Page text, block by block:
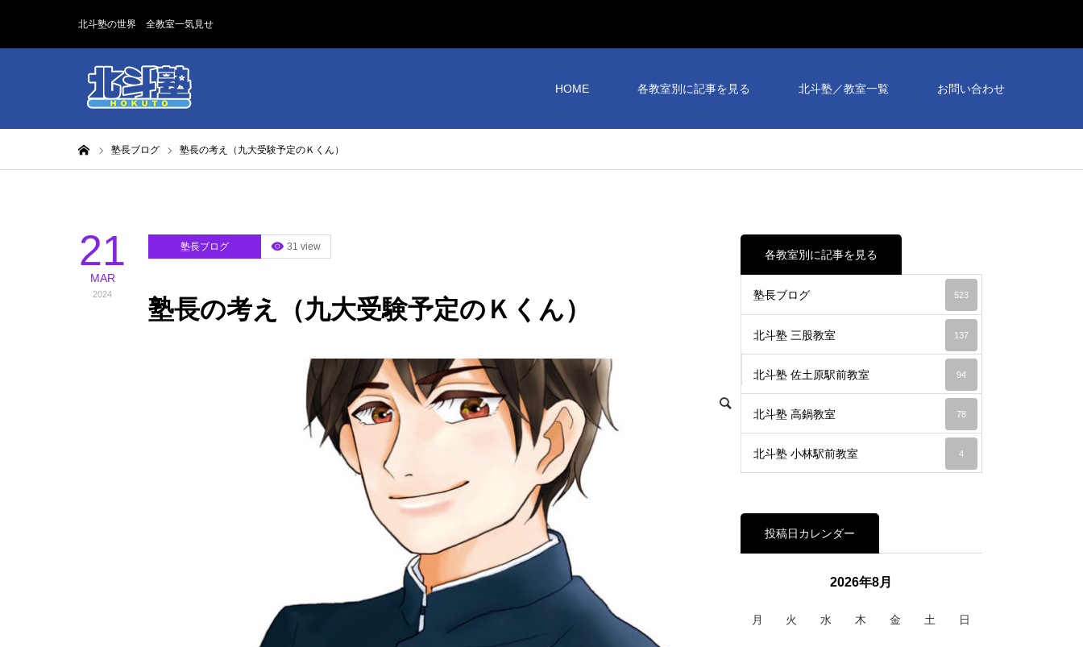
北斗塾の世界 全教室一気見せ
HOME 各教室別に記事を見る 北斗塾／教室一覧 お問い合わせ
塾長ブログ 塾長の考え（九大受験予定のＫくん）
21
MAR
2024
塾長ブログ 31 view
塾長の考え（九大受験予定のＫくん）
各教室別に記事を見る
塾長ブログ 523
北斗塾 三股教室 137
北斗塾 佐土原駅前教室 94
北斗塾 高鍋教室 78
北斗塾 小林駅前教室 4
投稿日カレンダー
2026年8月
月 火 水 木 金 土 日